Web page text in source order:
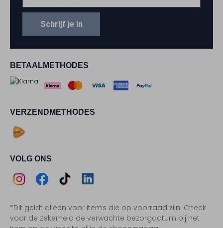
BETAALMETHODES
VERZENDMETHODES
VOLG ONS
Instagram
Facebook
TikTokLinkedIn
*Dit geldt alleen voor items die op voorraad zijn. Check
voor de zekerheid de verwachte bezorgdatum bij het
Schrijf je in